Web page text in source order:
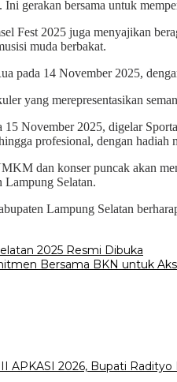
gerakan bersama untuk
Fest 2025 juga menyajikan
muda berbakat.
pada 14 November 2025,
yang merepresentasikan
15 November 2025, digelar
profesional, dengan hadiah
dan konser puncak akan
Lampung Selatan.
Lampung Selatan
2025 Resmi Dibuka
Bersama BKN untuk
APKASI 2026, Bupati